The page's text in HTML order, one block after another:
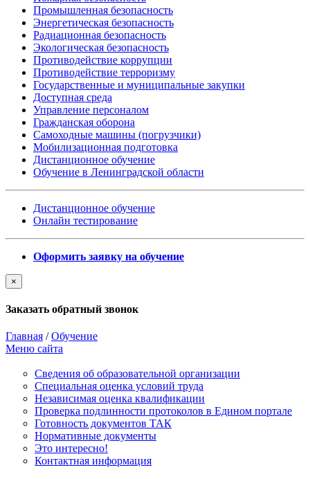
Промышленная безопасность
Энергетическая безопасность
Радиационная безопасность
Экологическая безопасность
Противодействие коррупции
Противодействие терроризму
Государственные и муниципальные закупки
Доступная среда
Управление персоналом
Гражданская оборона
Самоходные машины (погрузчики)
Мобилизационная подготовка
Дистанционное обучение
Обучение в Ленинградской области
Дистанционное обучение
Онлайн тестирование
Оформить заявку на обучение
×
Заказать обратный звонок
Главная /Обучение
Меню сайта
Сведения об образовательной организации
Cпециальная оценка условий труда
Независимая оценка квалификации
Проверка подлинности протоколов в Едином портале
Готовность документов ТАК
Нормативные документы
Это интересно!
Контактная информация